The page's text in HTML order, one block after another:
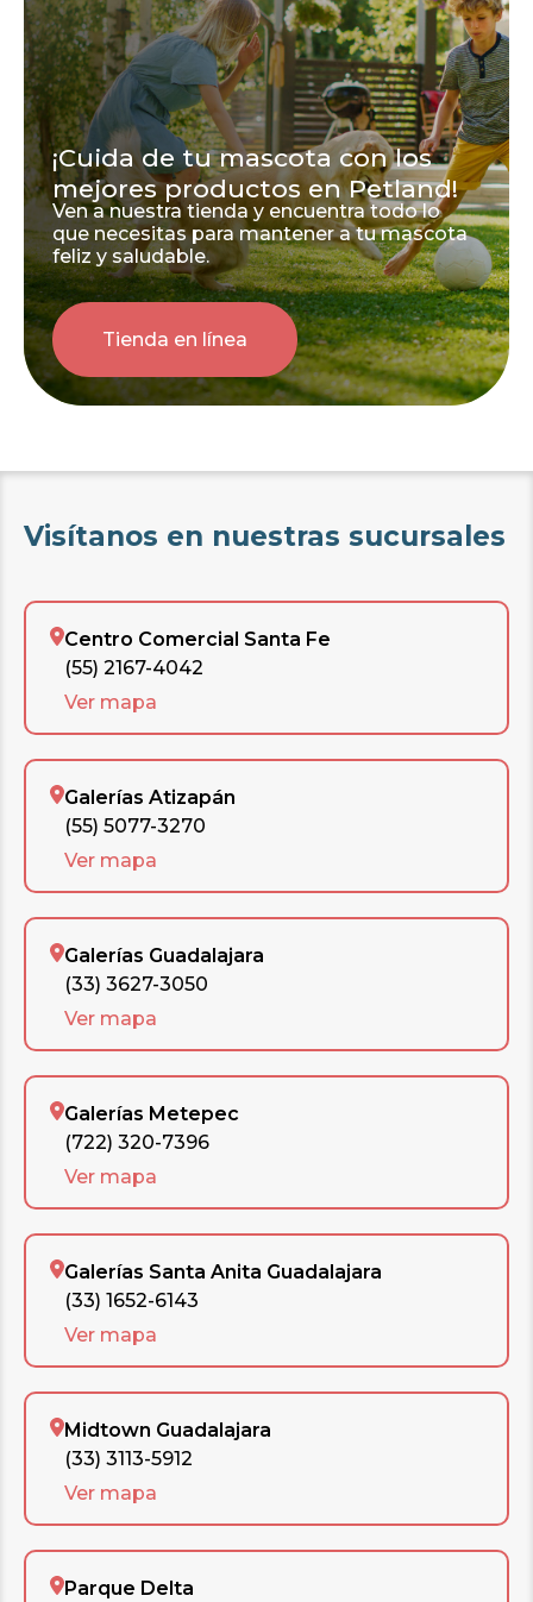
¡Cuida de tu mascota con los
mejores productos en Petland!
Ven a nuestra tienda y encuentra todo lo
que necesitas para mantener a tu mascota
feliz y saludable.
Tienda en línea
Visítanos en nuestras sucursales
Centro Comercial Santa Fe
(55) 2167-4042
Ver mapa
Galerías Atizapán
(55) 5077-3270
Ver mapa
Galerías Guadalajara
(33) 3627-3050
Ver mapa
Galerías Metepec
(722) 320-7396
Ver mapa
Galerías Santa Anita Guadalajara
(33) 1652-6143
Ver mapa
Midtown Guadalajara
(33) 3113-5912
Ver mapa
Parque Delta